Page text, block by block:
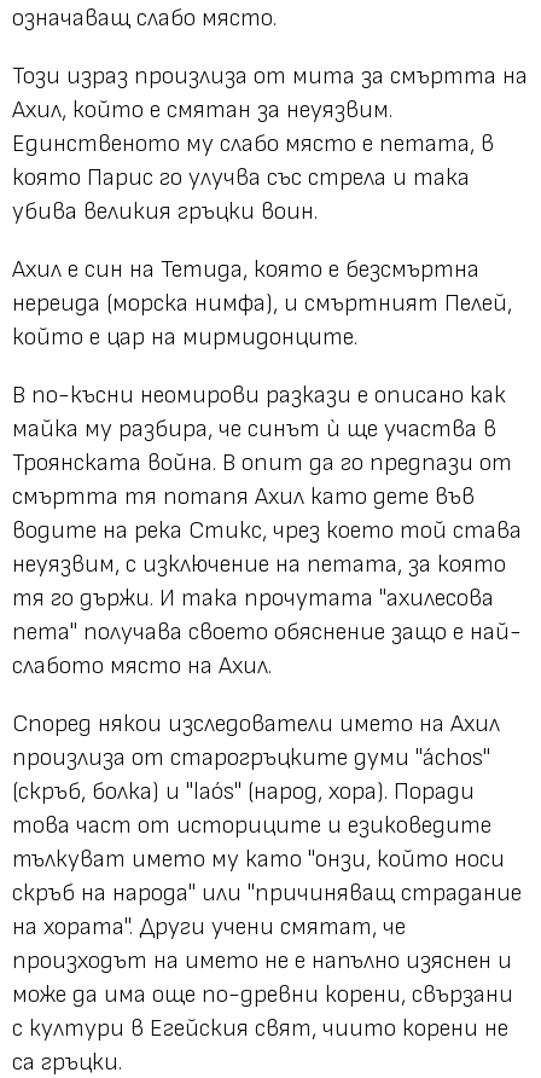
означаващ слабо място.
Този израз произлиза от мита за смъртта на
Ахил, който е смятан за неуязвим.
Единственото му слабо място е петата, в
която Парис го улучва със стрела и така
убива великия гръцки воин.
Ахил е син на Тетида, която е безсмъртна
нереидa (морска нимфа), и смъртният Пелей,
който е цар на мирмидонците.
В по-късни неомирови разкази е описано как
майка му разбира, че синът ѝ ще участва в
Троянската война. В опит да го предпази от
смъртта тя потапя Ахил като дете във
водите на река Стикс, чрез което той става
неуязвим, с изключение на петата, за която
тя го държи. И така прочутата "ахилесова
пета" получава своето обяснение защо е най-
слабото място на Ахил.
Според някои изследователи името на Ахил
произлиза от старогръцките думи "áchos"
(скръб, болка) и "laós" (народ, хора). Поради
това част от историците и езиковедите
тълкуват името му като "онзи, който носи
скръб на народа" или "причиняващ страдание
на хората". Други учени смятат, че
произходът на името не е напълно изяснен и
може да има още по-древни корени, свързани
с култури в Егейския свят, чиито корени не
са гръцки.